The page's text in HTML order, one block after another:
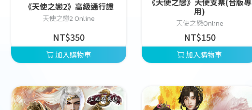
《天使之戀2》高級通行證
天使之戀2 Online
NT$350
加入購物車
用)
天使之戀Online
NT$150
加入購物車